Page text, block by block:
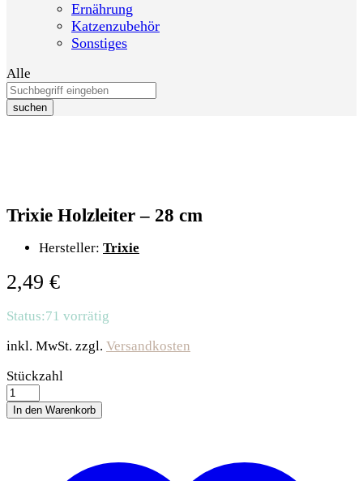
Ernährung
Katzenzubehör
Sonstiges
Alle
suchen
Trixie Holzleiter – 28 cm
Hersteller: Trixie
2,49 €
Status:71 vorrätig
inkl. MwSt. zzgl. Versandkosten
Trixie
Holzleiter
-
28
Stückzahl
In den Warenkorb